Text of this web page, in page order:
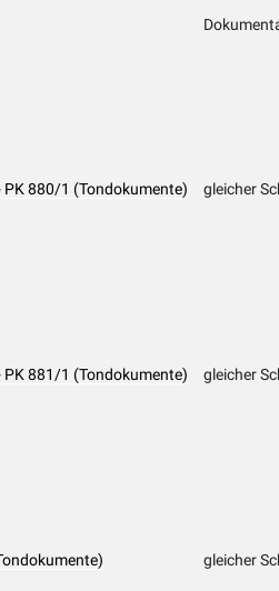
PK 880/1 (Tondokumente) gleicher
PK 881/1 (Tondokumente) gleicher
gleicher